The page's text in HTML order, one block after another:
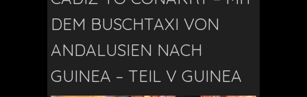
DEM BUSCHTAXI VON
ANDALUSIEN NACH
GUINEA – TEIL V GUINEA